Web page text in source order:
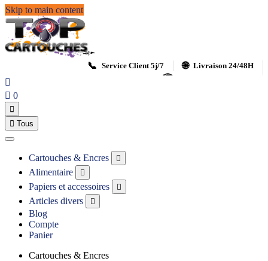
Skip to main content
📞 Service Client 5j/7 🌐 Livraison 24/48H
🏆

 0

 Tous
Cartouches & Encres 
Alimentaire 
Papiers et accessoires 
Articles divers 
Blog
Compte
Panier
Cartouches & Encres